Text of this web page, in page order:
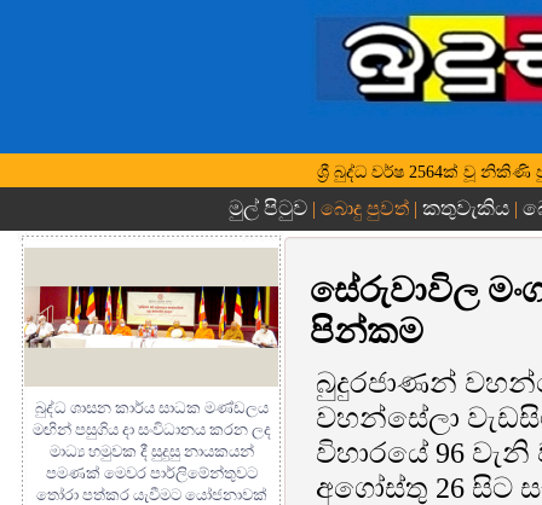
ශ්‍රී බුද්ධ වර්ෂ 2564ක් වූ නිකිණි
මුල් පිටුව | බොදු පුවත් | කතුවැකිය |
බුද්ධ ශාසන කාර්ය සාධක මණ්ඩලය
මඟින් පසුගිය දා සංවිධානය කරන ලද
මාධ්‍ය හමුවක දී සුදුසු නායකයන්
පමණක් මෙවර පාර්ලිමේන්තුවට
තෝරා පත්කර යැවීමට යෝජනාවක්
සේරුවාවිල
පින්කම
බුදුරජාණන්
වහන්සේලා
විහාරයේ 96
අගෝස්තු 26 සිට